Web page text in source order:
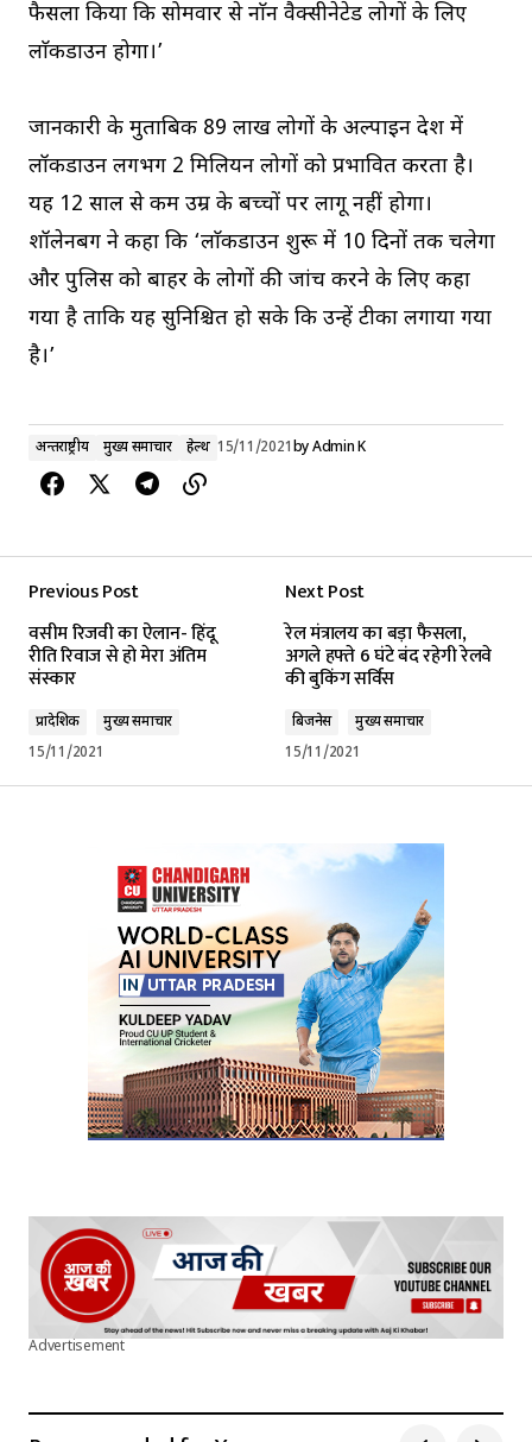
फैसला किया कि सोमवार से नाॅन वैक्सीनेटेड लोगों के लिए
लाॅकडाउन होगा।’
जानकारी के मुताबिक 89 लाख लोगों के अल्पाइन देश में
लॉकडाउन लगभग 2 मिलियन लोगों को प्रभावित करता है।
यह 12 साल से कम उम्र के बच्चों पर लागू नहीं होगा।
शॉलेनबर्ग ने कहा कि ‘लाॅकडाउन शुरू में 10 दिनों तक चलेगा
और पुलिस को बाहर के लोगों की जांच करने के लिए कहा
गया है ताकि यह सुनिश्चित हो सके कि उन्हें टीका लगाया गया
है।’
अन्तर्राष्ट्रीय मुख्य समाचार हेल्थ 15/11/2021byAdmin K
Previous Post
वसीम रिजवी का ऐलान- हिंदू
रीति रिवाज से हो मेरा अंतिम
संस्कार
प्रादेशिक
मुख्य समाचार
15/11/2021
Next Post
रेल मंत्रालय का बड़ा फैसला,
अगले हफ्ते 6 घंटे बंद रहेगी रेलवे
की बुकिंग सर्विस
बिजनेस
मुख्य समाचार
15/11/2021
Advertisement